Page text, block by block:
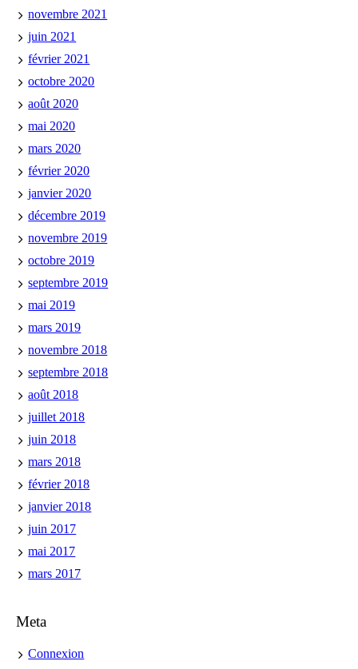
novembre 2021
juin 2021
février 2021
octobre 2020
août 2020
mai 2020
mars 2020
février 2020
janvier 2020
décembre 2019
novembre 2019
octobre 2019
septembre 2019
mai 2019
mars 2019
novembre 2018
septembre 2018
août 2018
juillet 2018
juin 2018
mars 2018
février 2018
janvier 2018
juin 2017
mai 2017
mars 2017
Meta
Connexion